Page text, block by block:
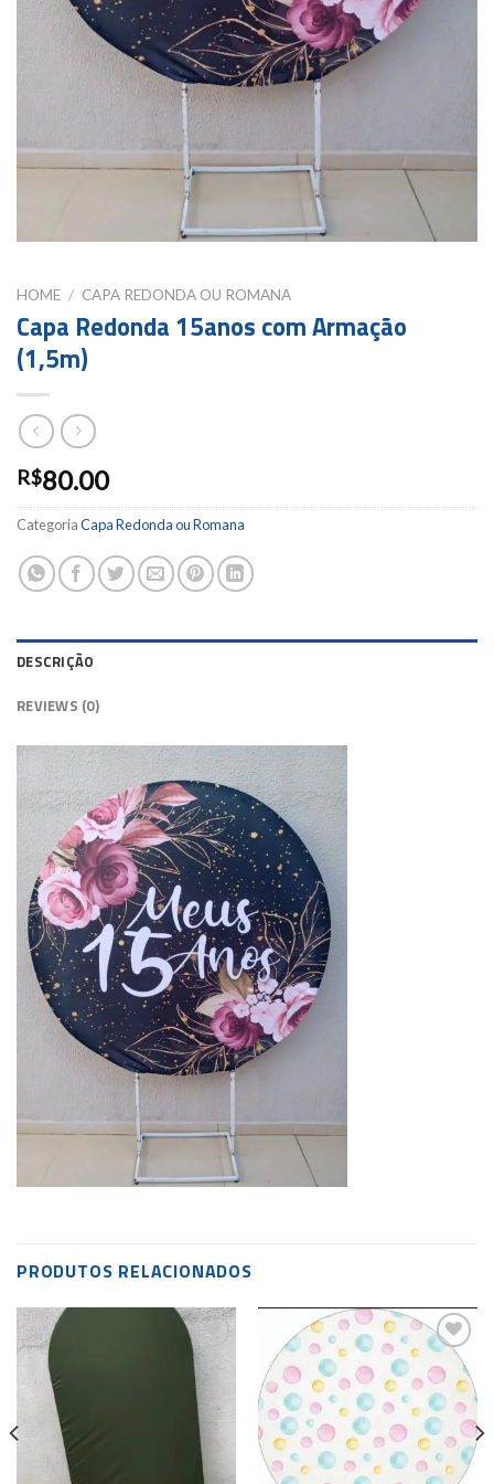
HOME / CAPA REDONDA OU ROMANA
Capa Redonda 15anos com Armação
(1,5m)
R$80.00
CategoriaCapa Redonda ou Romana
DESCRIÇÃO
REVIEWS (0)
PRODUTOS RELACIONADOS
Add to
wishlist
Add to
wishlist